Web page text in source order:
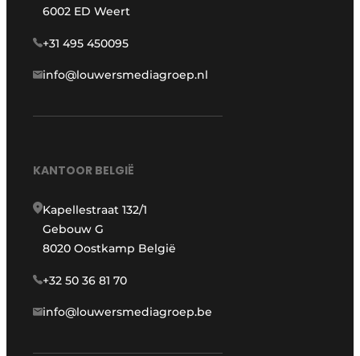
6002 ED Weert
+31 495 450095
info@louwersmediagroep.nl
KANTOOR BELGIË
Kapellestraat 132/1
Gebouw G
8020 Oostkamp België
+32 50 36 81 70
info@louwersmediagroep.be